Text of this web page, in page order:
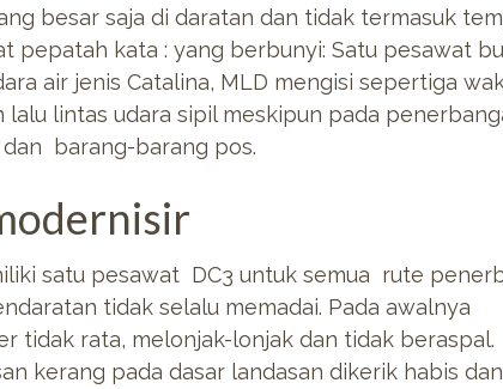
besar saja di daratan dan tidak termasuk
pepatah kata : yang berbunyi: Satu pesawat
air jenis Catalina, MLD mengisi sepertiga
lintas udara sipil meskipun pada
barang-barang pos.
satu pesawat DC3 untuk semua rute
tidak selalu memadai. Pada awalnya
tidak rata, melonjak-lonjak dan tidak beraspal.
kerang pada dasar landasan dikerik habis dan